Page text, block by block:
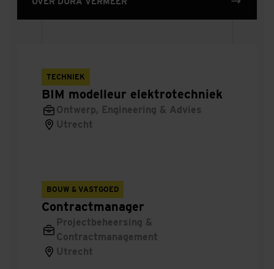
Directeur woningbouw voorbereiding en productie
Projectleider meet- & regeltechniek
projecten
Werkvoorbereider Service Center
Systeem Architect TI
BIM modelleur elektrotechniek
Ontwerp, Engineering & Advies
Utrecht
TECHNIEK
Contractmanager
Projectbeheersing &
Contractmanagement
Utrecht
BOUW & VASTGOED